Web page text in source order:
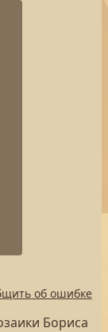
об ошибке
Бориса